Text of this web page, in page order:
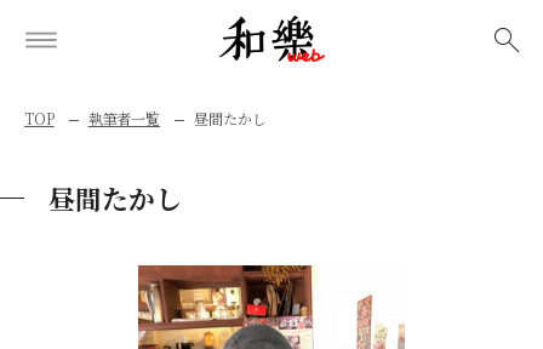
TOP 執筆者一覧 昼間たかし
昼間たかし